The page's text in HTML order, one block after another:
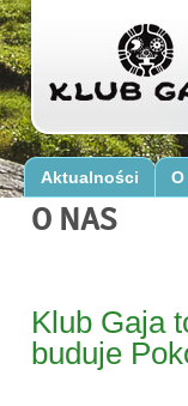
Aktualności O
O NAS
Klub Gaja
buduje